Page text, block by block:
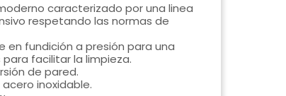
caracterizado por una linea
respetando las normas de
en fundición a presión para una
facilitar la limpieza.
de pared.
inoxidable.